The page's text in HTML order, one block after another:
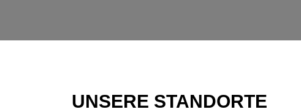
UNSERE STANDORTE